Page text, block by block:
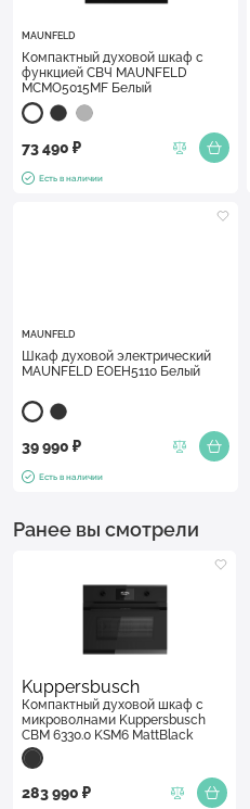
MAUNFELD
Компактный духовой шкаф с
функцией СВЧ MAUNFELD
MCMO5015MF Белый
73 490 ₽
Есть в наличии
MAUNFELD
Шкаф духовой электрический
MAUNFELD EOEH5110 Белый
39 990 ₽
Есть в наличии
Ранее вы смотрели
Kuppersbusch
Компактный духовой шкаф с
микроволнами Kuppersbusch
CBM 6330.0 KSM6 MattBlack
283 990 ₽